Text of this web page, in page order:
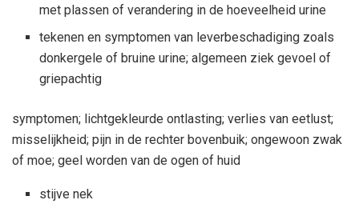
met plassen of verandering in de hoeveelheid urine
tekenen en symptomen van leverbeschadiging zoals
donkergele of bruine urine; algemeen ziek gevoel of
griepachtig
symptomen; lichtgekleurde ontlasting; verlies van eetlust;
misselijkheid; pijn in de rechter bovenbuik; ongewoon zwak
of moe; geel worden van de ogen of huid
stijve nek